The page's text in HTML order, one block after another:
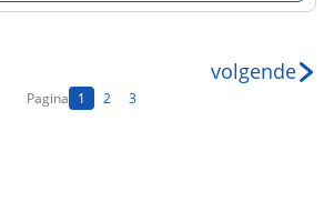
Pagina 1 2 3
volgende